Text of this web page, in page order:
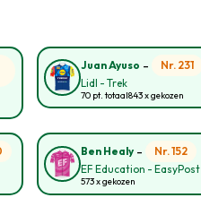
Juan Ayuso -
Nr. 231
Lidl - Trek
70 pt. totaal843 x gekozen
Ben Healy-
Nr. 152
EF Education - EasyPost
573 x gekozen